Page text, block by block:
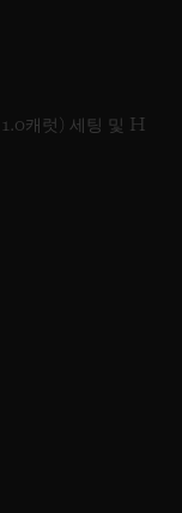
캐럿) 세팅 및 H